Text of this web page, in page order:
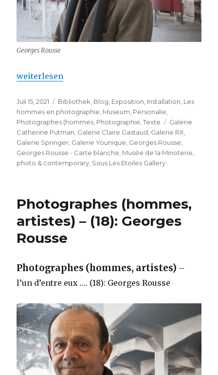
Georges Rousse
„Georges Rousse – Carte blanche“
weiterlesen
Veröffentlicht
am
Juli 15, 2021 Kategorien
Bibliothek Blog Exposition Installation Les
hommes en photographie Museum Personalie
Photographes (hommes Photographie ,Texte Schlagwörter
Galerie
Catherine Putman Galerie Claire Gastaud Galerie RX
Galerie Springer Galerie Younique Georges Rousse
Georges Rousse - Carte blanche Musée de la Minoterie
photo & contemporary Sous Les Etoiles Gallery
Photographes (hommes,
artistes) – (18): Georges
Rousse
Photographes (hommes, artistes) –
l’un d’entre eux …. (18): Georges Rousse